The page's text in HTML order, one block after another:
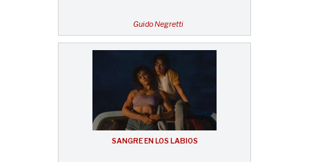
Guido Negretti
SANGRE EN LOS LABIOS